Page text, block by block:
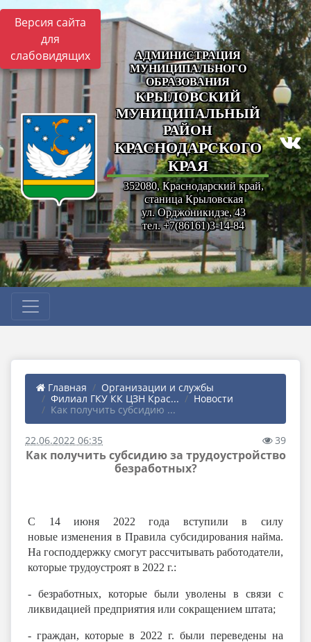
Версия сайта
для
слабовидящих
АДМИНИСТРАЦИЯ
МУНИЦИПАЛЬНОГО
ОБРАЗОВАНИЯ
КРЫЛОВСКИЙ
МУНИЦИПАЛЬНЫЙ
РАЙОН
КРАСНОДАРСКОГО
КРАЯ
352080, Краснодарский край,
станица Крыловская
ул. Орджоникидзе, 43
тел. +7(86161)3-14-84
Главная
Организации и службы
Филиал ГКУ КК ЦЗН Крас...
Новости
Как получить субсидию ...
22.06.2022 06:35 39
Как получить субсидию за трудоустройство
безработных?
С 14 июня 2022 года вступили в силу
новыеизменения в Правила субсидирования найма.
На господдержку смогут рассчитывать работодатели,
которые трудоустроят в 2022 г.:
- безработных, которые были уволены в связи с
ликвидацией предприятия или сокращением штата;
- граждан, которые в 2022 г. были переведены на